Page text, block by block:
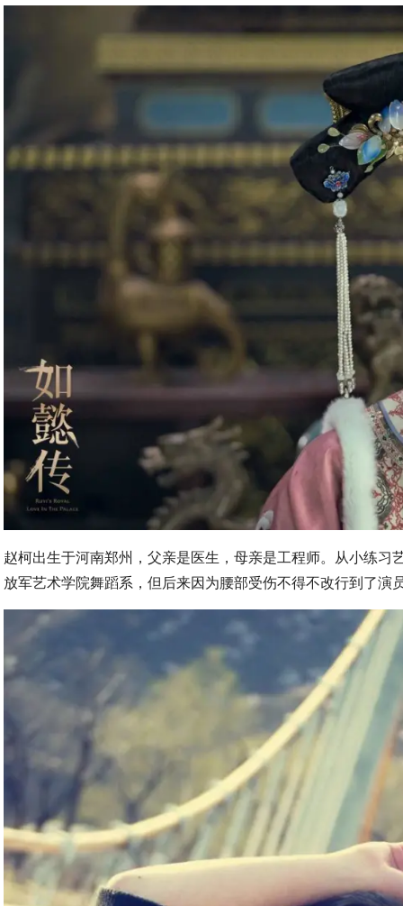
赵柯出生于河南郑州，父亲是医生，母亲是工程师。从小练
放军艺术学院舞蹈系，但后来因为腰部受伤不得不改行到了演